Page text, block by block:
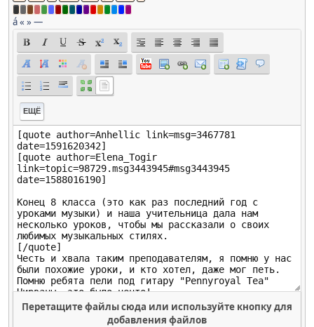
á« »—
ЕЩЁ
Перетащите файлы сюда или используйте кнопку для
добавления файлов